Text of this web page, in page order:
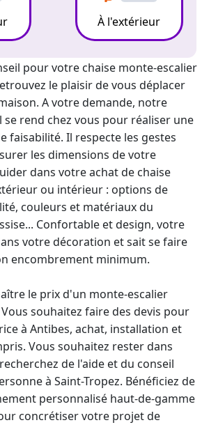
À l'extérieur
pour votre chaise monte-escalier
le plaisir de vous déplacer
A votre demande, notre
se rend chez vous pour réaliser une
faisabilité. Il respecte les gestes
les dimensions de votre
dans votre achat de chaise
ou intérieur : options de
couleurs et matériaux du
Confortable et design, votre
votre décoration et sait se faire
encombrement minimum.
le prix d'un monte-escalier
souhaitez faire des devis pour
à Antibes, achat, installation et
Vous souhaitez rester dans
de l'aide et du conseil
à Saint-Tropez. Bénéficiez de
personnalisé haut-de-gamme
concrétiser votre projet de